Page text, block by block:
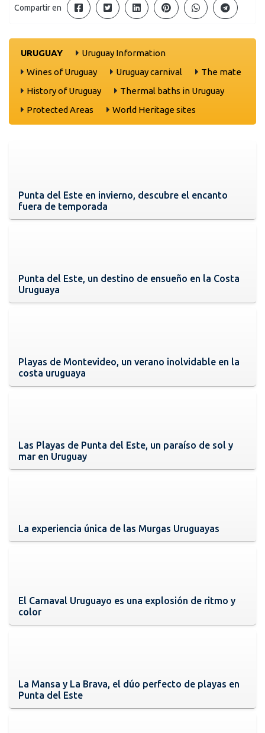
Compartir en
URUGUAY
Uruguay Information
Wines of Uruguay
Uruguay carnival
The mate
History of Uruguay
Thermal baths in Uruguay
Protected Areas
World Heritage sites
Punta del Este en invierno, descubre el encanto
fuera de temporada
Punta del Este, un destino de ensueño en la Costa
Uruguaya
Playas de Montevideo, un verano inolvidable en la
costa uruguaya
Las Playas de Punta del Este, un paraíso de sol y
mar en Uruguay
La experiencia única de las Murgas Uruguayas
El Carnaval Uruguayo es una explosión de ritmo y
color
La Mansa y La Brava, el dúo perfecto de playas en
Punta del Este